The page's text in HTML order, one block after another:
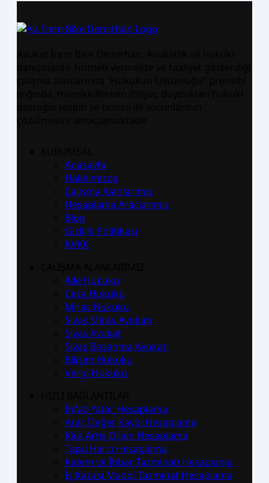
Anasayfa
Hakkımızda
Çalışma Alanlarımız
Hesaplama Araçlarımız
Blog
Gizlilik Politikası
KVKK
Aile Hukuku
Ceza Hukuku
Miras Hukuku
Sivas Miras Avukatı
Sivas Avukat
Sivas Boşanma Avukatı
Bilişim Hukuku
Vergi Hukuku
İnfaz-Yatar Hesaplama
Araç Değer Kaybı Hesaplama
Kira Artış Oranı Hesaplama
Tapu Harcı Hesaplama
Kıdem ve İhbar Tazminatı Hesaplama
İş Kazası Maddi Tazminat Hesaplama